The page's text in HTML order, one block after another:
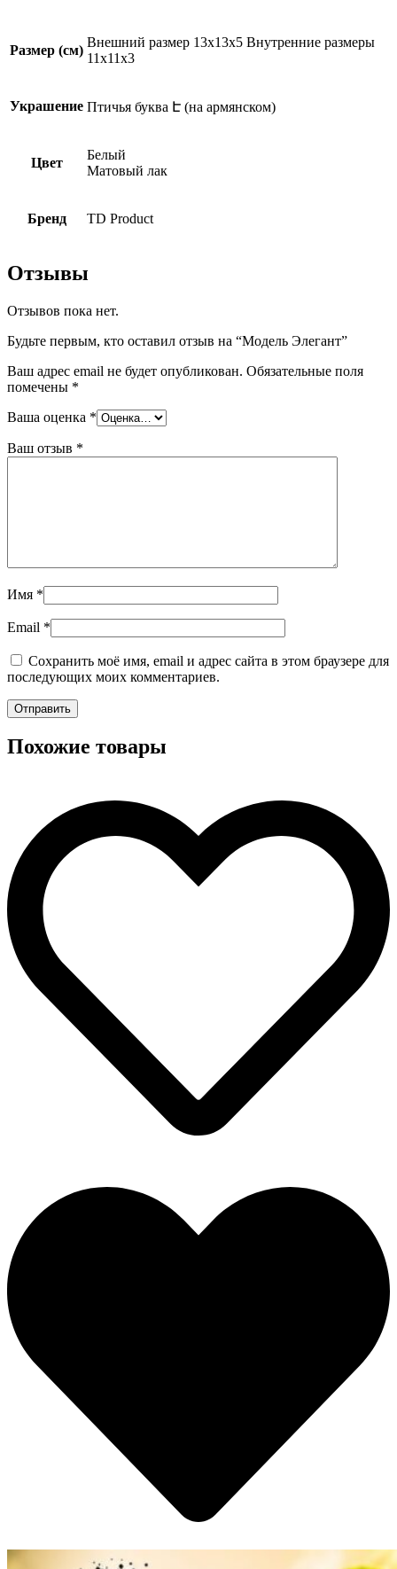
Размер (см)
Внешний размер 13x13x5 Внутренние размеры
11x11x3
Украшение Птичья буква Է (на армянском)
Цвет
Белый
Матовый лак
Бренд TD Product
Отзывы
Отзывов пока нет.
Будьте первым, кто оставил отзыв на “Модель Элегант”
Ваш адрес email не будет опубликован. Обязательные поля
помечены *
Ваша оценка *
Ваш отзыв *
Имя *
Email *
Сохранить моё имя, email и адрес сайта в этом браузере для
последующих моих комментариев.
Похожие товары